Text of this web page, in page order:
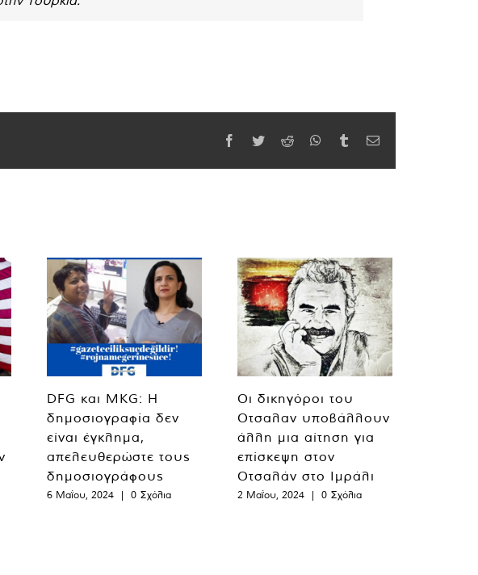
Facebook
TwitterReddit WhatsApp
TumblrEmail
DFG και MKG: Η
δημοσιογραφία δεν
είναι έγκλημα,
απελευθερώστε τους
δημοσιογράφους
6 Μαΐου, 2024 | 0 Σχόλια
Οι δικηγόροι του
Οτσαλαν υποβάλλουν
άλλη μια αίτηση για
επίσκεψη στον
Οτσαλάν στο Ιμράλι
2 Μαΐου, 2024 | 0 Σχόλια